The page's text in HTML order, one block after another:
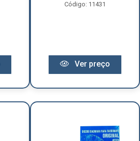
Código: 11431
Ver preço